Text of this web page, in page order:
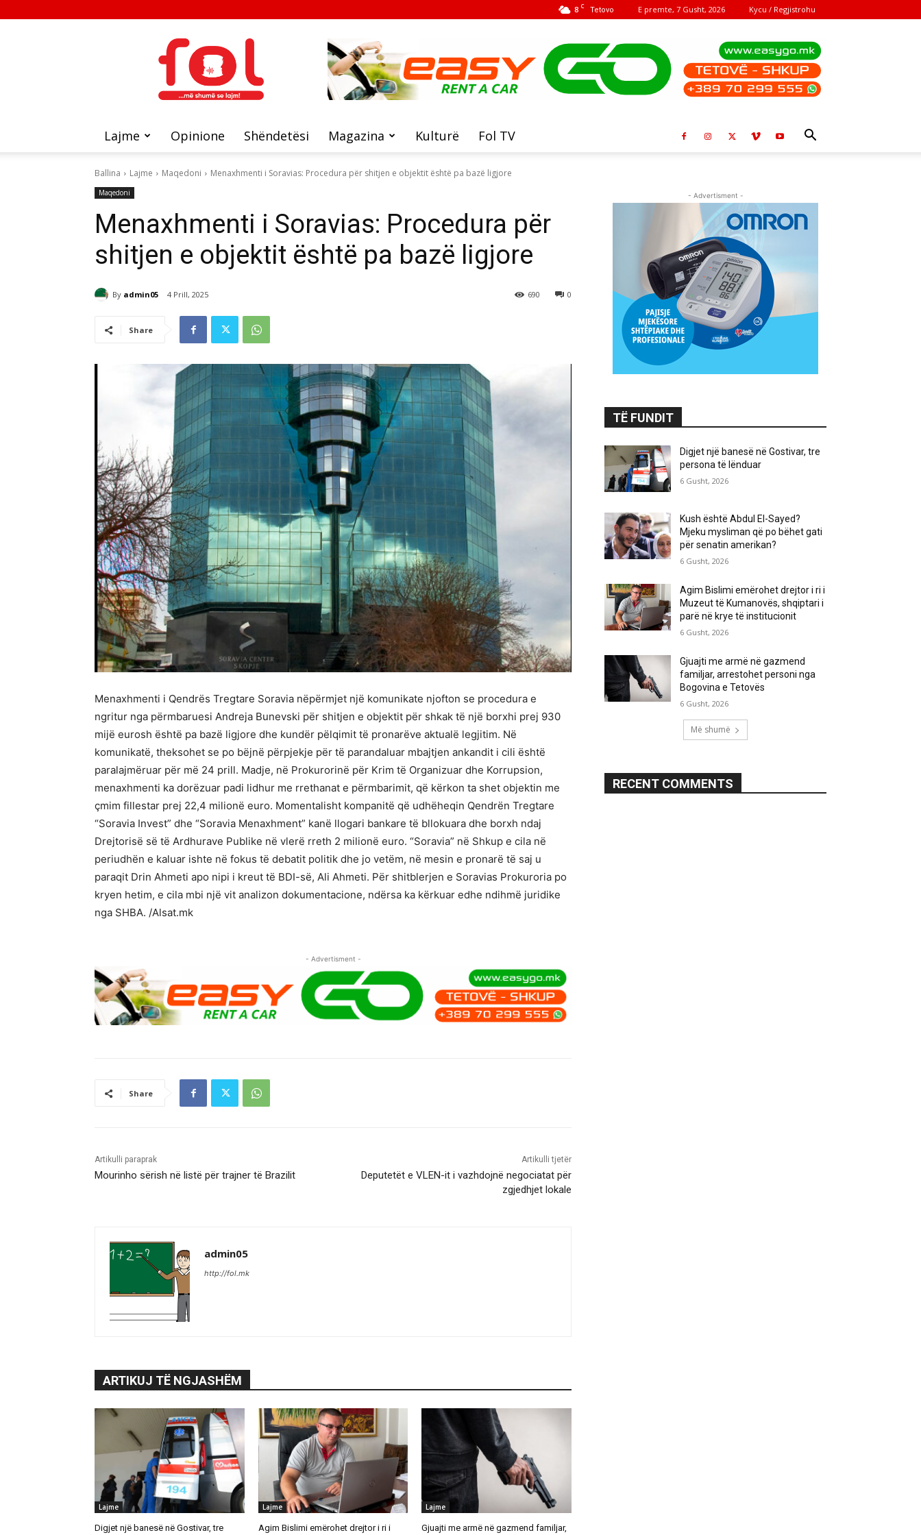
8 C Tetovo E premte, 7 Gusht, 2026 Kycu / Regjistrohu
FOL
Lajme Opinione Shëndetësi Magazina Kulturë Fol TV
Ballina Lajme Maqedoni Menaxhmenti i Soravias: Procedura për shitjen e objektit është pa bazë ligjore
Maqedoni
Menaxhmenti i Soravias: Procedura për
shitjen e objektit është pa bazë ligjore
By admin05 4 Prill, 2025 0
690
Share
Menaxhmenti i Qendrës Tregtare Soravia nëpërmjet një komunikate njofton se procedura e
ngritur nga përmbaruesi Andreja Bunevski për shitjen e objektit për shkak të një borxhi prej 930
mijë eurosh është pa bazë ligjore dhe kundër pëlqimit të pronarëve aktualë legjitim. Në
komunikatë, theksohet se po bëjnë përpjekje për të parandaluar mbajtjen ankandit i cili është
paralajmëruar për më 24 prill. Madje, në Prokurorinë për Krim të Organizuar dhe Korrupsion,
menaxhmenti ka dorëzuar padi lidhur me rrethanat e përmbarimit, që kërkon ta shet objektin me
çmim fillestar prej 22,4 milionë euro. Momentalisht kompanitë që udhëheqin Qendrën Tregtare
“Soravia Invest” dhe “Soravia Menaxhment” kanë llogari bankare të bllokuara dhe borxh ndaj
Drejtorisë së të Ardhurave Publike në vlerë rreth 2 milionë euro. “Soravia” në Shkup e cila në
periudhën e kaluar ishte në fokus të debatit politik dhe jo vetëm, në mesin e pronarë të saj u
paraqit Drin Ahmeti apo nipi i kreut të BDI-së, Ali Ahmeti. Për shitblerjen e Soravias Prokuroria po
kryen hetim, e cila mbi një vit analizon dokumentacione, ndërsa ka kërkuar edhe ndihmë juridike
nga SHBA. /Alsat.mk
- Advertisment -
Share
Artikulli paraprak
Mourinho sërish në listë për trajner të Brazilit
Artikulli tjetër
Deputetët e VLEN-it i vazhdojnë negociatat për
zgjedhjet lokale
admin05
http://fol.mk
ARTIKUJ TË NGJASHËM
Lajme
Digjet një banesë në Gostivar, tre
Lajme
Agim Bislimi emërohet drejtor i ri i
Lajme
Gjuajti me armë në gazmend familjar,
- Advertisment -
TË FUNDIT
Digjet një banesë në Gostivar, tre
persona të lënduar
6 Gusht, 2026
Kush është Abdul El-Sayed?
Mjeku mysliman që po bëhet gati
për senatin amerikan?
6 Gusht, 2026
Agim Bislimi emërohet drejtor i ri i
Muzeut të Kumanovës, shqiptari i
parë në krye të institucionit
6 Gusht, 2026
Gjuajti me armë në gazmend
familjar, arrestohet personi nga
Bogovina e Tetovës
6 Gusht, 2026
Më shumë
RECENT COMMENTS